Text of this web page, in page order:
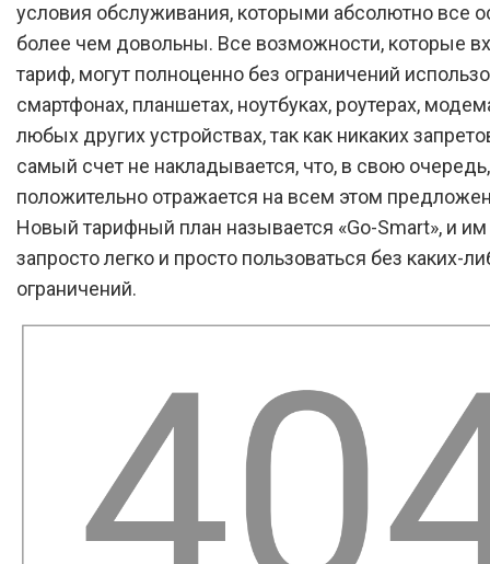
условия обслуживания, которыми абсолютно все
более чем довольны. Все возможности, которые
тариф, могут полноценно без ограничений
смартфонах, планшетах, ноутбуках, роутерах,
любых других устройствах, так как никаких
самый счет не накладывается, что, в свою
положительно отражается на всем этом
Новый тарифный план называется «Go-Smart», и
запросто легко и просто пользоваться без каких-
ограничений.